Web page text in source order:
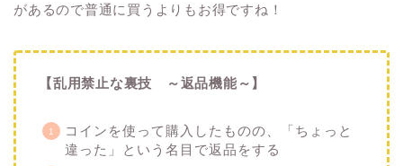
があるので普通に買うよりもお得ですね！
【乱用禁止な裏技 ～返品機能～】
コインを使って購入したものの、「ちょっと
違った」という名目で返品をする